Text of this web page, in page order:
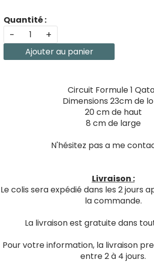
Quantité :
- +
Ajouter au panier
Circuit Formule 1
Dimensions 23cm de
20 cm de haut
8 cm de large
N'hésitez pas a me
Livraison :
Le colis sera expédié dans les 2 jours
la commande.
La livraison est gratuite dans
Pour votre information, la livraison
entre 2 à 4 jours.